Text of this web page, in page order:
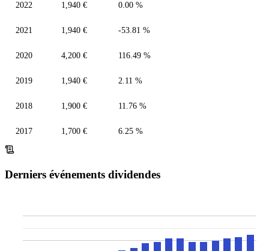
2022 1,940 € 0.00 %
2021 1,940 € -53.81 %
2020 4,200 € 116.49 %
2019 1,940 € 2.11 %
2018 1,900 € 11.76 %
2017 1,700 € 6.25 %
Derniers événements dividendes